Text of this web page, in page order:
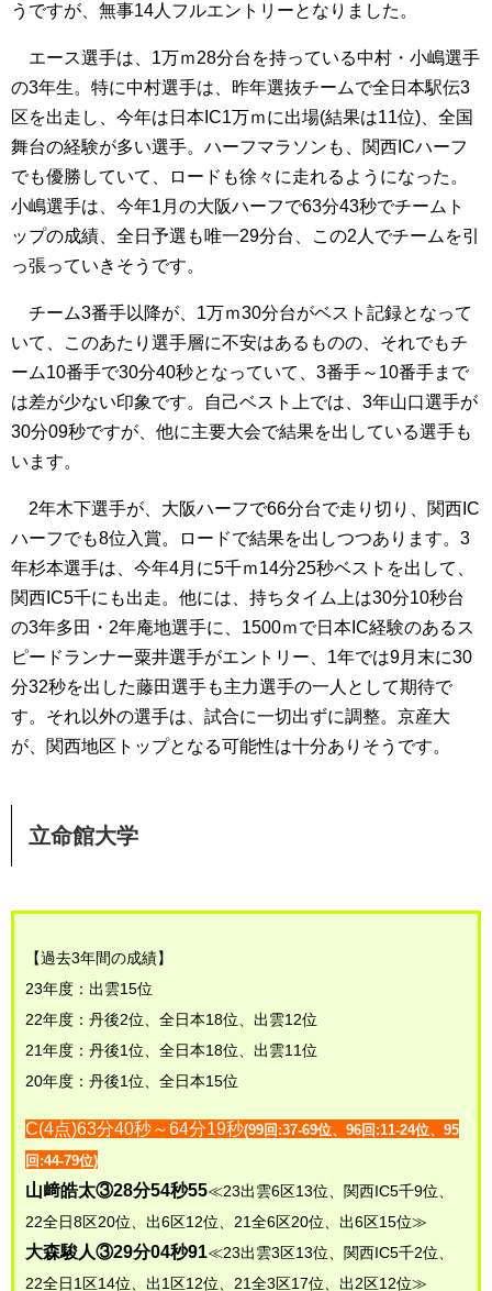
うですが、無事14人フルエントリーとなりました。
エース選手は、1万ｍ28分台を持っている中村・小嶋選手
の3年生。特に中村選手は、昨年選抜チームで全日本駅伝3
区を出走し、今年は日本IC1万ｍに出場(結果は11位)、全国
舞台の経験が多い選手。ハーフマラソンも、関西ICハーフ
でも優勝していて、ロードも徐々に走れるようになった。
小嶋選手は、今年1月の大阪ハーフで63分43秒でチームト
ップの成績、全日予選も唯一29分台、この2人でチームを引
っ張っていきそうです。
チーム3番手以降が、1万ｍ30分台がベスト記録となって
いて、このあたり選手層に不安はあるものの、それでもチ
ーム10番手で30分40秒となっていて、3番手～10番手まで
は差が少ない印象です。自己ベスト上では、3年山口選手が
30分09秒ですが、他に主要大会で結果を出している選手も
います。
2年木下選手が、大阪ハーフで66分台で走り切り、関西IC
ハーフでも8位入賞。ロードで結果を出しつつあります。3
年杉本選手は、今年4月に5千ｍ14分25秒ベストを出して、
関西IC5千にも出走。他には、持ちタイム上は30分10秒台
の3年多田・2年庵地選手に、1500ｍで日本IC経験のあるス
ピードランナー粟井選手がエントリー、1年では9月末に30
分32秒を出した藤田選手も主力選手の一人として期待で
す。それ以外の選手は、試合に一切出ずに調整。京産大
が、関西地区トップとなる可能性は十分ありそうです。
立命館大学
【過去3年間の成績】
23年度：出雲15位
22年度：丹後2位、全日本18位、出雲12位
21年度：丹後1位、全日本18位、出雲11位
20年度：丹後1位、全日本15位
C(4点)63分40秒～64分19秒(99回:37-69位、96回:11-24位、95
回:44-79位)
山﨑皓太③28分54秒55≪23出雲6区13位、関西IC5千9位、
22全日8区20位、出6区12位、21全6区20位、出6区15位≫
大森駿人③29分04秒91≪23出雲3区13位、関西IC5千2位、
22全日1区14位、出1区12位、21全3区17位、出2区12位≫